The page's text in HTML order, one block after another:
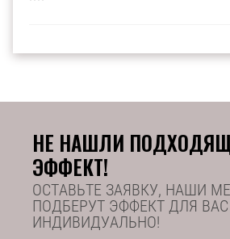
НЕ НАШЛИ
ЭФФЕКТ!
ОСТАВЬТЕ ЗАЯВКУ, НАШИ
ПОДБЕРУТ ЭФФЕКТ ДЛЯ ВАС
ИНДИВИДУАЛЬНО!